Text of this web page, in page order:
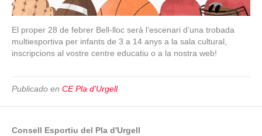
El proper 28 de febrer Bell-lloc serà l’escenari d’una trobada
multiesportiva per infants de 3 a 14 anys a la sala cultural,
inscripcions al vostre centre educatiu o a la nostra web!
Publicado en CE Pla d'Urgell
Consell Esportiu del Pla d'Urgell